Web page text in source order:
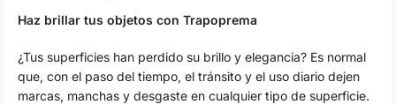
Haz brillar tus objetos con Trapoprema
¿Tus superficies han perdido su brillo y elegancia? Es normal
que, con el paso del tiempo, el tránsito y el uso diario dejen
marcas, manchas y desgaste en cualquier tipo de superficie.